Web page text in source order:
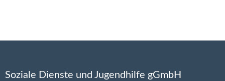
Soziale Dienste und Jugendhilfe gGmbH